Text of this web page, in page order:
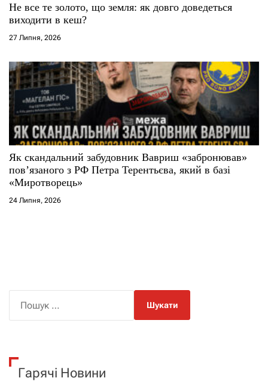
Не все те золото, що земля: як довго доведеться
виходити в кеш?
27 Липня, 2026
Як скандальний забудовник Вавриш «забронював»
повʼязаного з РФ Петра Терентьєва, який в базі
«Миротворець»
24 Липня, 2026
к
Гарячі Новини